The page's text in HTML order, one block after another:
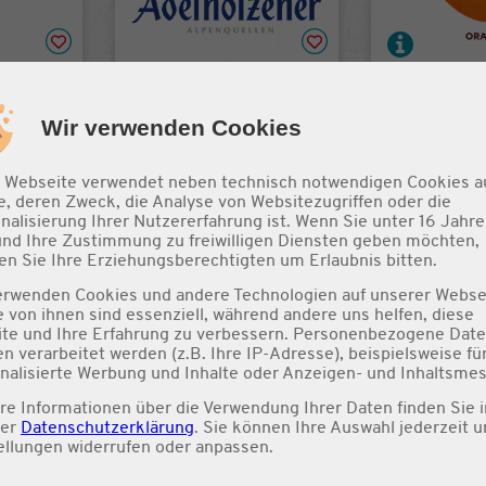
Wir verwenden Cookies
Webseite verwendet neben technisch notwendigen Cookies
deren Zweck, die Analyse von Websitezugriffen oder die
Ihrer Nutzererfahrung ist. Wenn Sie unter 16
Ihre Zustimmung zu freiwilligen Diensten geben möchten,
Sie Ihre Erziehungsberechtigten um Erlaubnis bitten.
Cookies und andere Technologien auf unserer
von ihnen sind essenziell, während andere uns helfen, diese
und Ihre Erfahrung zu verbessern. Personenbezogene
verarbeitet werden (z.B. Ihre IP-Adresse), beispielsweise
Werbung und Inhalte oder Anzeigen- und
Informationen über die Verwendung Ihrer Daten finden Sie
Datenschutzerklärung. Sie können Ihre Auswahl jederzeit
widerrufen oder anpassen.
0,5l
zzgl. 0,15 € Pfand
Vio Bio
Red Bull Red Bull